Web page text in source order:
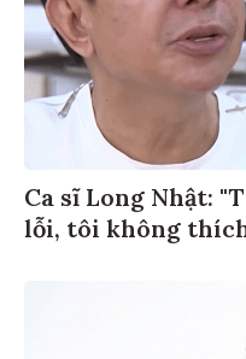
Ca sĩ Long Nhật:
lỗi, tôi không